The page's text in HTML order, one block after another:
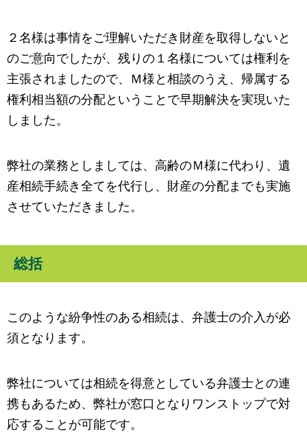
２名様は事情をご理解いただき財産を取得しないと
のご意向でしたが、残りの１名様については権利を
主張されましたので、Ｍ様と相談のうえ、帰属する
権利相当額の分配ということで早期解決を実現いた
しました。
弊社の業務としましては、高齢のＭ様に代わり、遺
産相続手続き全てを代行し、財産の分配までも実施
させていただきました。
総括
このような紛争性のある相続は、弁護士の介入が必
須となります。
弊社については相続を得意としている弁護士との連
携もあるため、弊社が窓口となりワンストップで対
応することが可能です。